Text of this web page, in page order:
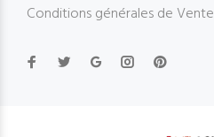
Conditions générales de Vente